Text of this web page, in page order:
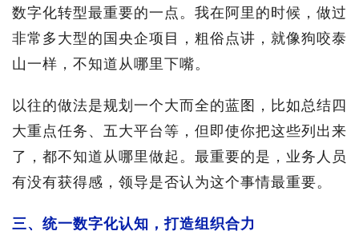
数字化转型最重要的一点。我在阿里的时候，做过
非常多大型的国央企项目，粗俗点讲，就像狗咬泰
山一样，不知道从哪里下嘴。
以往的做法是规划一个大而全的蓝图，比如总结四
大重点任务、五大平台等，但即使你把这些列出来
了，都不知道从哪里做起。最重要的是，业务人员
有没有获得感，领导是否认为这个事情最重要。
三、统一数字化认知，打造组织合力